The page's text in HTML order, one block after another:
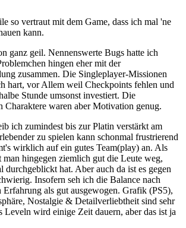
so vertraut mit dem Game, dass ich mal 'ne
kann.
ganz geil. Nennenswerte Bugs hatte ich
hingen eher mit der
zusammen. Die Singleplayer-Missionen
hart, vor Allem weil Checkpoints fehlen und
Stunde umsonst investiert. Die
Charaktere waren aber Motivation genug.
ich zumindest bis zur Platin verstärkt am
zu spielen kann schonmal frustrierend
wirklich auf ein gutes Team(play) an. Als
man hingegen ziemlich gut die Leute weg,
durchgeblickt hat. Aber auch da ist es gegen
Insofern seh ich die Balance nach
Erfahrung als gut ausgewogen. Grafik (PS5),
Nostalgie & Detailverliebtheit sind sehr
Leveln wird einige Zeit dauern, aber das ist ja